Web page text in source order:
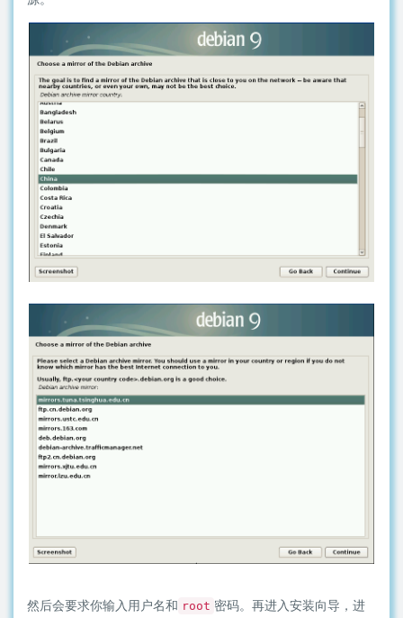
然后会要求你输入用户名和 root 密码。再进入安装向导，进